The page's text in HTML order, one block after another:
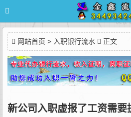
网站首页 > 入职银行流水 正文
新公司入职虚报了工资需要